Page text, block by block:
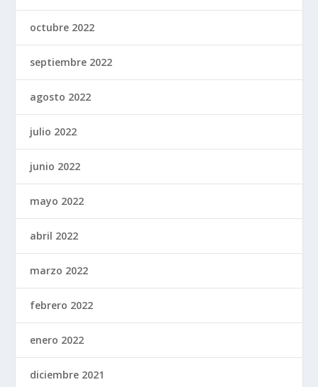
octubre 2022
septiembre 2022
agosto 2022
julio 2022
junio 2022
mayo 2022
abril 2022
marzo 2022
febrero 2022
enero 2022
diciembre 2021